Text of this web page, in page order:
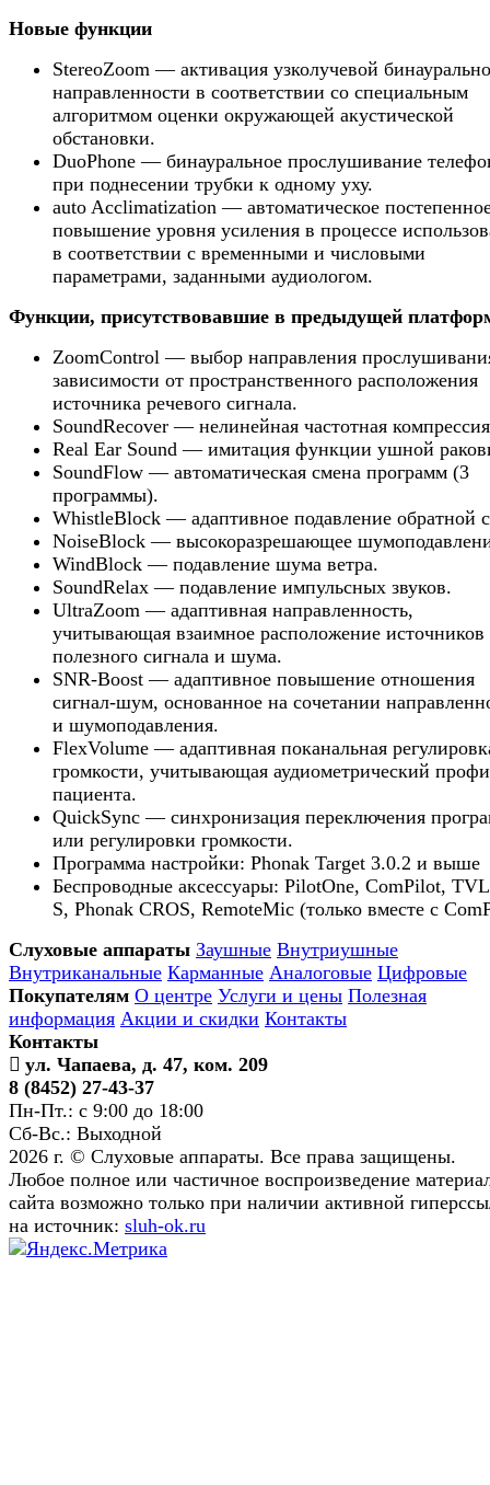
Новые функции
StereoZoom — активация узколучевой
направленности в соответствии со специальным
алгоритмом оценки окружающей акустической
обстановки.
DuoPhone — бинауральное прослушивание
при поднесении трубки к одному уху.
auto Acclimatization — автоматическое
повышение уровня усиления в процессе
в соответствии с временными и числовыми
параметрами, заданными аудиологом.
Функции, присутствовавшие в предыдущей
ZoomControl — выбор направления
зависимости от пространственного расположения
источника речевого сигнала.
SoundRecover — нелинейная частотная
Real Ear Sound — имитация функции ушной
SoundFlow — автоматическая смена программ (3
программы).
WhistleBlock — адаптивное подавление обратной
NoiseBlock — высокоразрешающее
WindBlock — подавление шума ветра.
SoundRelax — подавление импульсных звуков.
UltraZoom — адаптивная направленность,
учитывающая взаимное расположение источников
полезного сигнала и шума.
SNR-Boost — адаптивное повышение отношения
сигнал-шум, основанное на сочетании
и шумоподавления.
FlexVolume — адаптивная поканальная
громкости, учитывающая аудиометрический
пациента.
QuickSync — синхронизация переключения
или регулировки громкости.
Программа настройки: Phonak Target 3.0.2 и выше
Беспроводные аксессуары: PilotOne, ComPilot,
S, Phonak CROS, RemoteMic (только вместе с
Слуховые аппараты Заушные Внутриушные
Внутриканальные Карманные Аналоговые Цифровые
Покупателям О центре Услуги и цены Полезная
информация Акции и скидки Контакты
Контакты
ул. Чапаева, д. 47, ком. 209
8 (8452) 27-43-37
Пн-Пт.: с 9:00 до 18:00
Сб-Вс.: Выходной
2026 г. © Слуховые аппараты. Все права защищены.
Любое полное или частичное воспроизведение
сайта возможно только при наличии активной
на источник: sluh-ok.ru